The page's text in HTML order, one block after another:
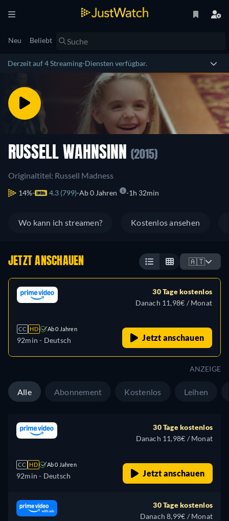
Neu Beliebt
Derzeit auf 4 Streaming-Diensten verfügbar.
RUSSELL WAHNSINN (2015)
Originaltitel: Russell Madness
14% 4.3 (799) Ab 0 Jahren 1h 32min
Wo kann ich streamen? Kostenlos ansehen
JETZT ANSCHAUEN 🇦🇹
CC HD Ab 0 Jahren
92min - Deutsch
30 Tage kostenlos
Danach 11,98€ / Monat
Jetzt anschauen
ANZEIGE
Alle Abonnement Kostenlos Leihen
CC HD Ab 0 Jahren
92min - Deutsch
30 Tage kostenlos
Danach 11,98€ / Monat
Jetzt anschauen
30 Tage kostenlos
Danach 8,99€ / Monat